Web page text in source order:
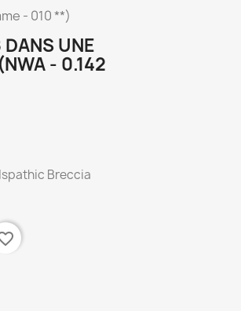
- 010 **)
UNE
- 0.142
Breccia